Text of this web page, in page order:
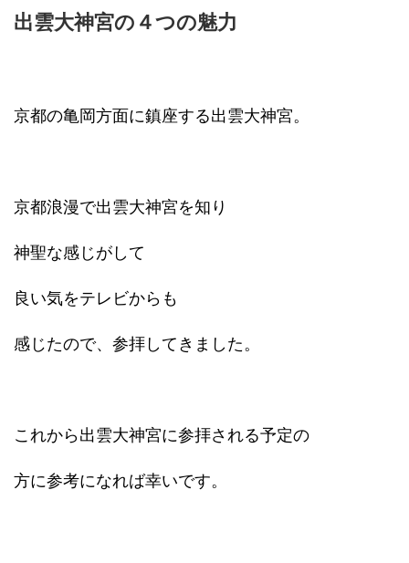
出雲大神宮の４つの魅力
京都の亀岡方面に鎮座する出雲大神宮。
京都浪漫で出雲大神宮を知り
神聖な感じがして
良い気をテレビからも
感じたので、参拝してきました。
これから出雲大神宮に参拝される予定の
方に参考になれば幸いです。